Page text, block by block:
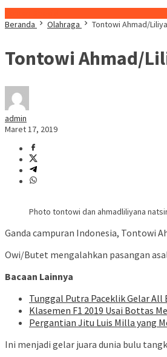
Beranda
Olahraga Tontowi Ahmad/
Tontowi Ahmad/
admin
Maret 17, 2019
Photo tontowi dan ahmadliliyana
Ganda campuran Indonesia, Tontowi
Owi/Butet mengalahkan pasangan
Bacaan Lainnya
Tunggal Putra Paceklik Gelar All
Klasemen F1 2019 Usai Bottas
Pergantian Jitu Luis Milla yang
Ini menjadi gelar juara dunia bulu